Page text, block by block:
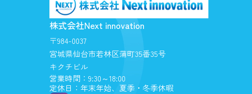
株式会社Next innovation
〒984-0037
宮城県仙台市若林区蒲町35番35号
キクチビル
営業時間：9:30～18:00
定休日：年末年始、夏季・冬季休暇